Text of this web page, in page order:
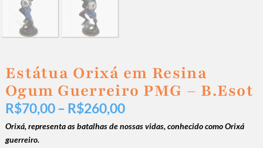
Estátua Orixá em Resina
Ogum Guerreiro PMG – B.Esot
R$70,00 – R$260,00
Orixá, representa as batalhas de nossas vidas, conhecido como Orixá
guerreiro.